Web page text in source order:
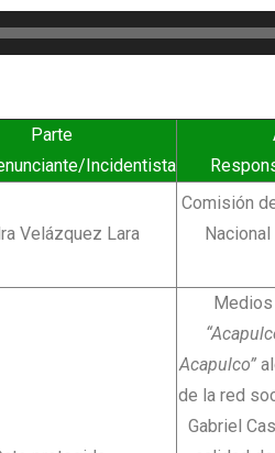
Parte
Incidentista
Velázquez Lara
Comisión
Medios
Acapulco”
de la red
Gabriel